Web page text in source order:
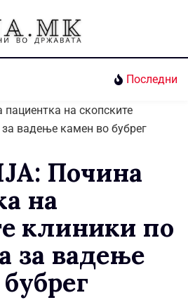
Последни
Почина
на
клиники по
за вадење